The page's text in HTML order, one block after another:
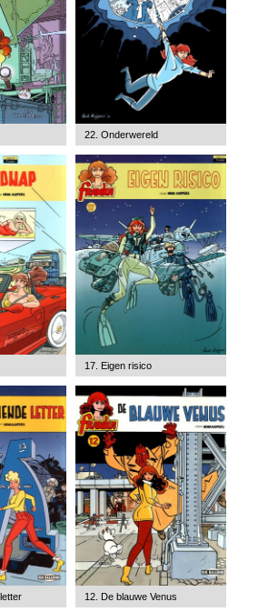
22. Onderwereld
17. Eigen risico
12. De blauwe Venus